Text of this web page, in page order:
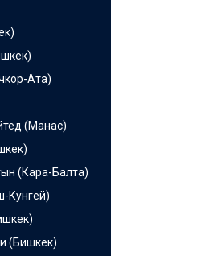
Ата)
(Манас)
(Кара-Балта)
Кунгей)
(Бишкек)